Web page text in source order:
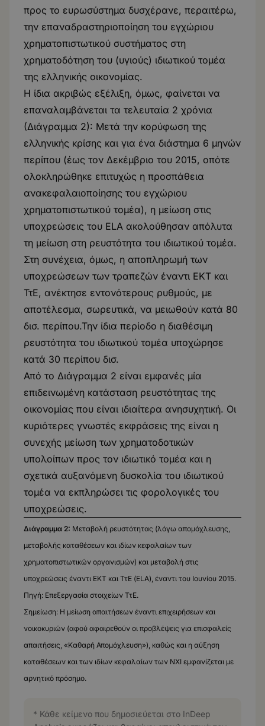
προς το ευρωσύστημα δυσχέρανε, περαιτέρω,
την επαναδραστηριοποίηση του εγχώριου
χρηματοπιστωτικού συστήματος στη
χρηματοδότηση του (υγιούς) ιδιωτικού τομέα
της ελληνικής οικονομίας.
Η ίδια ακριβώς εξέλιξη, όμως, φαίνεται να
επαναλαμβάνεται τα τελευταία 2 χρόνια
(Διάγραμμα 2): Μετά την κορύφωση της
ελληνικής κρίσης και για ένα διάστημα 6 μηνών
περίπου (έως τον Δεκέμβριο του 2015, οπότε
ολοκληρώθηκε επιτυχώς η προσπάθεια
ανακεφαλαιοποίησης του εγχώριου
χρηματοπιστωτικού τομέα), η μείωση στις
υποχρεώσεις του ELA ακολούθησαν απόλυτα
τη μείωση στη ρευστότητα του ιδιωτικού τομέα.
Στη συνέχεια, όμως, η αποπληρωμή των
υποχρεώσεων των τραπεζών έναντι ΕΚΤ και
ΤτΕ, ανέκτησε εντονότερους ρυθμούς, με
αποτέλεσμα, σωρευτικά, να μειωθούν κατά 80
δισ. περίπου.Την ίδια περίοδο η διαθέσιμη
ρευστότητα του ιδιωτικού τομέα υποχώρησε
κατά 30 περίπου δισ.
Από το Διάγραμμα 2 είναι εμφανές μία
επιδεινωμένη κατάσταση ρευστότητας της
οικονομίας που είναι ιδιαίτερα ανησυχητική. Οι
κυριότερες γνωστές εκφράσεις της είναι η
συνεχής μείωση των χρηματοδοτικών
υπολοίπων προς τον ιδιωτικό τομέα και η
σχετικά αυξανόμενη δυσκολία του ιδιωτικού
τομέα να εκπληρώσει τις φορολογικές του
υποχρεώσεις.
Διάγραμμα 2: Μεταβολή ρευστότητας (λόγω απομόχλευσης,
μεταβολής καταθέσεων και ιδίων κεφαλαίων των
χρηματοπιστωτικών οργανισμών) και μεταβολή στις
υποχρεώσεις έναντι ΕΚΤ και ΤτΕ (ELA), έναντι του Ιουνίου 2015.
Πηγή: Επεξεργασία στοιχείων ΤτΕ.
Σημείωση: Η μείωση απαιτήσεων έναντι επιχειρήσεων και
νοικοκυριών (αφού αφαιρεθούν οι προβλέψεις για επισφαλείς
απαιτήσεις, «Καθαρή Απομόχλευση»), καθώς και η αύξηση
καταθέσεων και των ιδίων κεφαλαίων των ΝΧΙ εμφανίζεται με
αρνητικό πρόσημο.
* Κάθε κείμενο που δημοσιεύεται στο InDeep